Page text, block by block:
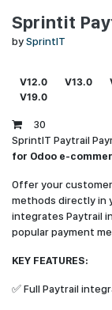
Sprintit
bySprintIT
V12.0 V13.0
V19.0
30
SprintIT Paytrail
for Odoo e-
Offer your
methods directly in
integrates Paytrail
popular payment
KEY FEATURES:
✅ Full Paytrail